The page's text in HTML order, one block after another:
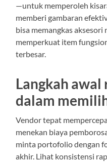
—untuk memperoleh
memberi gambaran
bisa memangkas aksesori
memperkuat item
terbesar.
Langkah
dalam
Vendor tepat
menekan biaya
minta portofolio dengan
akhir. Lihat konsistensi